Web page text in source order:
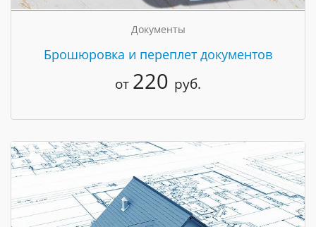
Документы
Брошюровка и переплет документов
от 220 руб.